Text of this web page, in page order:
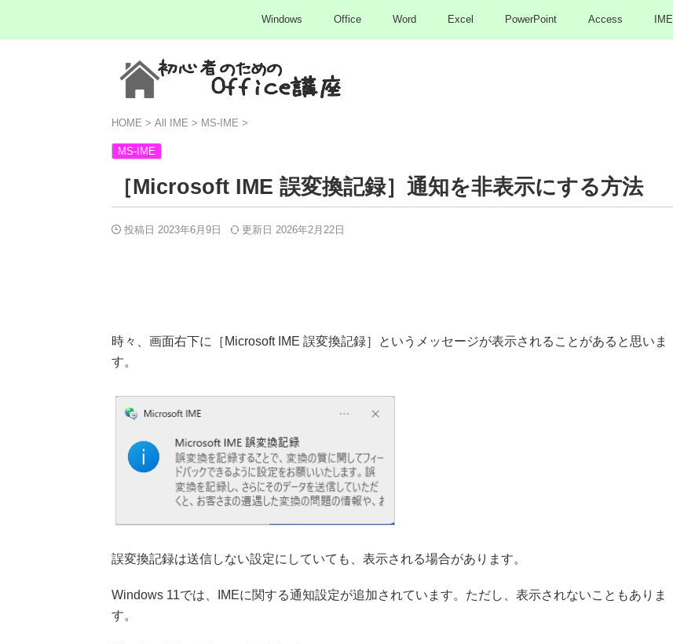
Windows Office Word Excel PowerPoint Access IME
HOME > All IME > MS-IME >
MS-IME
［Microsoft IME 誤変換記録］通知を非表示にする方法
投稿日 2023年6月9日 更新日 2026年2月22日
時々、画面右下に［Microsoft IME 誤変換記録］というメッセージが表示されることがあると思いま
す。
誤変換記録は送信しない設定にしていても、表示される場合があります。
Windows 11では、IMEに関する通知設定が追加されています。ただし、表示されないこともありま
す。